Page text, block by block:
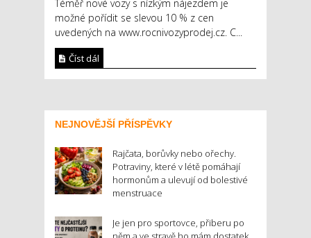
Téměř nové vozy s nízkým nájezdem je
možné pořídit se slevou 10 % z cen
uvedených na www.rocnivozyprodej.cz. C...
Číst dál
NEJNOVĚJŠÍ PŘÍSPĚVKY
Rajčata, borůvky nebo ořechy.
Potraviny, které v létě pomáhají
hormonům a ulevují od bolestivé
menstruace
Je jen pro sportovce, přiberu po